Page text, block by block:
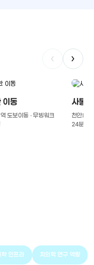
‹ ›
이동
도보이동 · 무빙워크
사통
천안IC(
24분
인프라 치의학 연구 역량